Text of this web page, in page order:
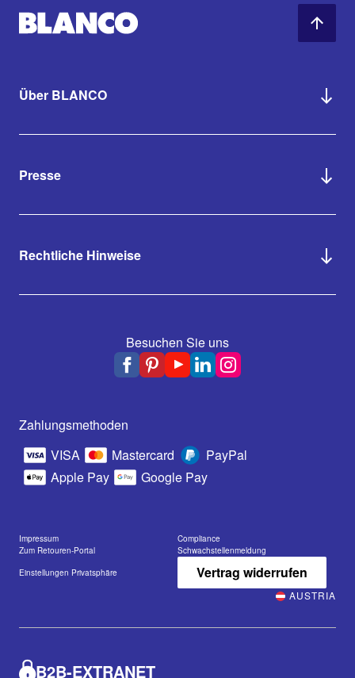
Über BLANCO
Presse
Rechtliche Hinweise
Besuchen Sie uns
Zahlungsmethoden
VISA
Mastercard
PayPal
Apple Pay
Google Pay
Impressum
Compliance
Zum Retouren-Portal
Schwachstellenmeldung
Einstellungen Privatsphäre
Vertrag widerrufen
AUSTRIA
B2B-EXTRANET